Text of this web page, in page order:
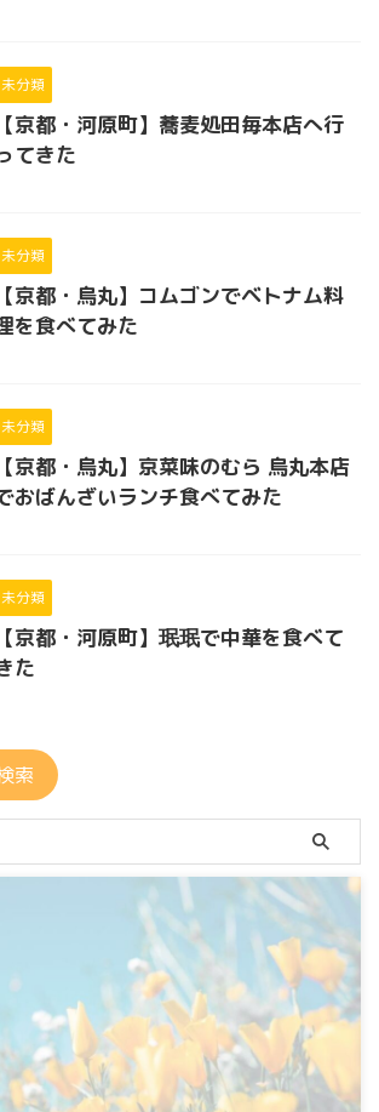
未分類
【京都・河原町】蕎麦処田毎本店へ行
てきた
未分類
【京都・烏丸】コムゴンでベトナム料
を食べてみた
未分類
【京都・烏丸】京菜味のむら 烏丸本店
おばんざいランチ食べてみた
未分類
【京都・河原町】珉珉で中華を食べて
た
索